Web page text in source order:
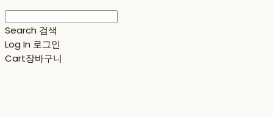
Search 검색
Log In 로그인
Cart장바구니